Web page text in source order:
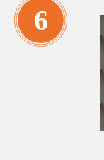
6